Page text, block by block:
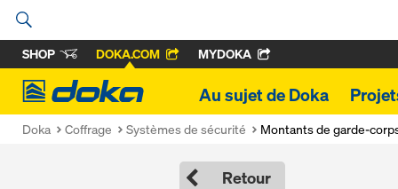
SHOP DOKA.COM MYDOKA
Doka
Au sujet de Doka
Doka Coffrage Systèmes de sécurité Montants de garde-
Retour